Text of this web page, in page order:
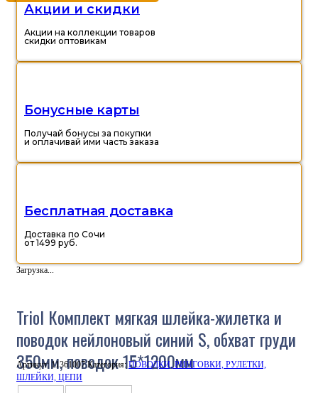
Акции и скидки
Акции на коллекции товаров
скидки оптовикам
Бонусные карты
Получай бонусы за покупки
и оплачивай ими часть заказа
Бесплатная доставка
Доставка по Сочи
от 1499 руб.
Загрузка...
Triol Комплект мягкая шлейка-жилетка и
поводок нейлоновый синий S, обхват груди
350мм, поводок 15*1200мм
Артикул: 11361007 Категория: ПОВОДКИ, РИНГОВКИ, РУЛЕТКИ,
ШЛЕЙКИ, ЦЕПИ